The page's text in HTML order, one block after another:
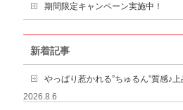
期間限定キャンペーン実施中！
新着記事
やっぱり惹かれる”ちゅるん”質感♪
2026.8.6